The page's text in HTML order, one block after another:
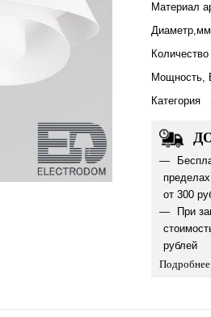
Материал
Диаметр,мм
Мощность,
Категория
от 300
При
рублей
Подробнее